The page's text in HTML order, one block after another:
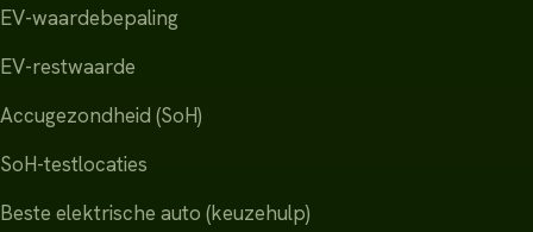
EV-waardebepaling
EV-restwaarde
Accugezondheid (SoH)
SoH-testlocaties
Beste elektrische auto (keuzehulp)